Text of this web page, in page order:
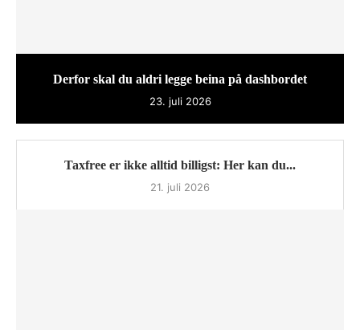
Derfor skal du aldri legge beina på dashbordet
23. juli 2026
Taxfree er ikke alltid billigst: Her kan du...
21. juli 2026